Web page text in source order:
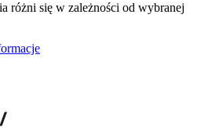
różni się w zależności od wybranej